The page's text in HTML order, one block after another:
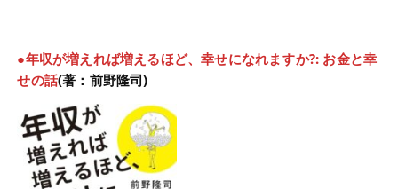
●年収が増えれば増えるほど、幸せになれますか?: お金と幸
せの話(著：前野隆司)